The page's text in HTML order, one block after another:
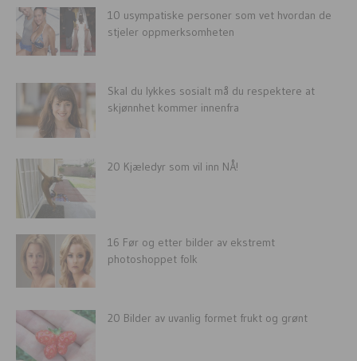
10 usympatiske personer som vet hvordan de
stjeler oppmerksomheten
Skal du lykkes sosialt må du respektere at
skjønnhet kommer innenfra
20 Kjæledyr som vil inn NÅ!
16 Før og etter bilder av ekstremt
photoshoppet folk
20 Bilder av uvanlig formet frukt og grønt